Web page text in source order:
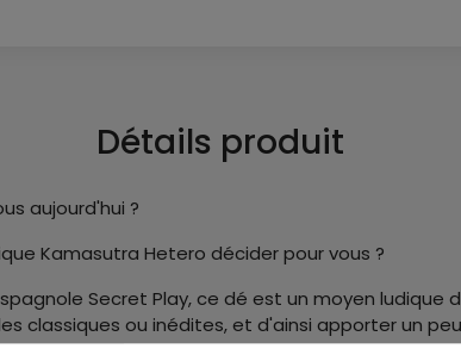
Détails produit
aujourd'hui ?
Kamasutra Hetero décider pour vous ?
Secret Play, ce dé est un moyen ludique
classiques ou inédites, et d'ainsi apporter un